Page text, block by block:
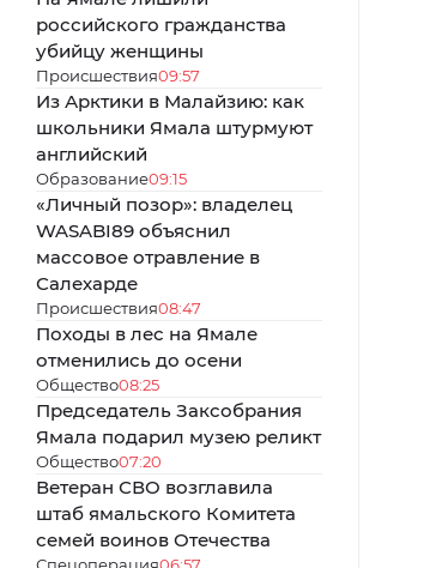
российского гражданства
убийцу женщины
Происшествия09:57
Из Арктики в Малайзию: как
школьники Ямала штурмуют
английский
Образование09:15
«Личный позор»: владелец
WASABI89 объяснил
массовое отравление в
Салехарде
Происшествия08:47
Походы в лес на Ямале
отменились до осени
Общество08:25
Председатель Заксобрания
Ямала подарил музею реликт
Общество07:20
Ветеран СВО возглавила
штаб ямальского Комитета
семей воинов Отечества
Спецоперация06:57